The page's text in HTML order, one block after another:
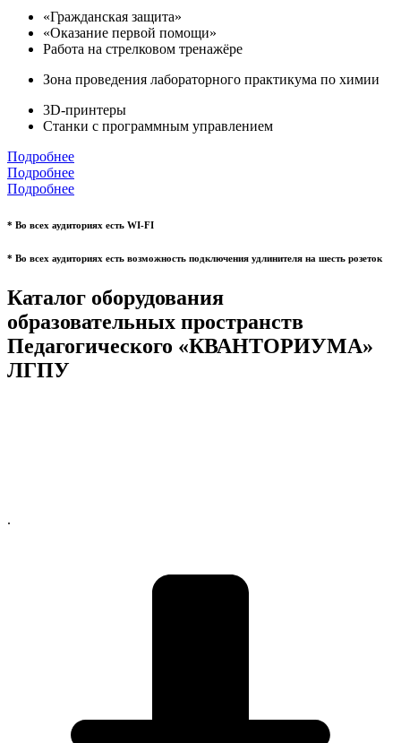
«Гражданская защита»
«Оказание первой помощи»
Работа на стрелковом тренажёре
Зона проведения лабораторного практикума по химии
3D-принтеры
Станки с программным управлением
Подробнее
Подробнее
Подробнее
* Во всех аудиториях есть WI-FI
* Во всех аудиториях есть возможность подключения удлинителя на шесть розеток
Каталог оборудования
образовательных пространств
Педагогического «КВАНТОРИУМА»
ЛГПУ
.